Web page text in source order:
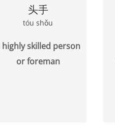
头手
tóu shǒu
highly skilled person
or foreman